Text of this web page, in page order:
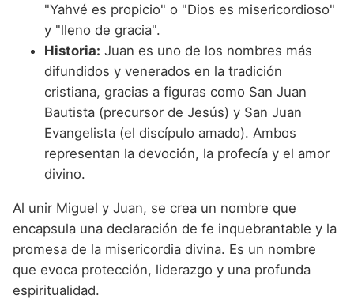
"Yahvé es propicio" o "Dios es misericordioso"
y "lleno de gracia".
Historia: Juan es uno de los nombres más
difundidos y venerados en la tradición
cristiana, gracias a figuras como San Juan
Bautista (precursor de Jesús) y San Juan
Evangelista (el discípulo amado). Ambos
representan la devoción, la profecía y el amor
divino.
Al unir Miguel y Juan, se crea un nombre que
encapsula una declaración de fe inquebrantable y la
promesa de la misericordia divina. Es un nombre
que evoca protección, liderazgo y una profunda
espiritualidad.